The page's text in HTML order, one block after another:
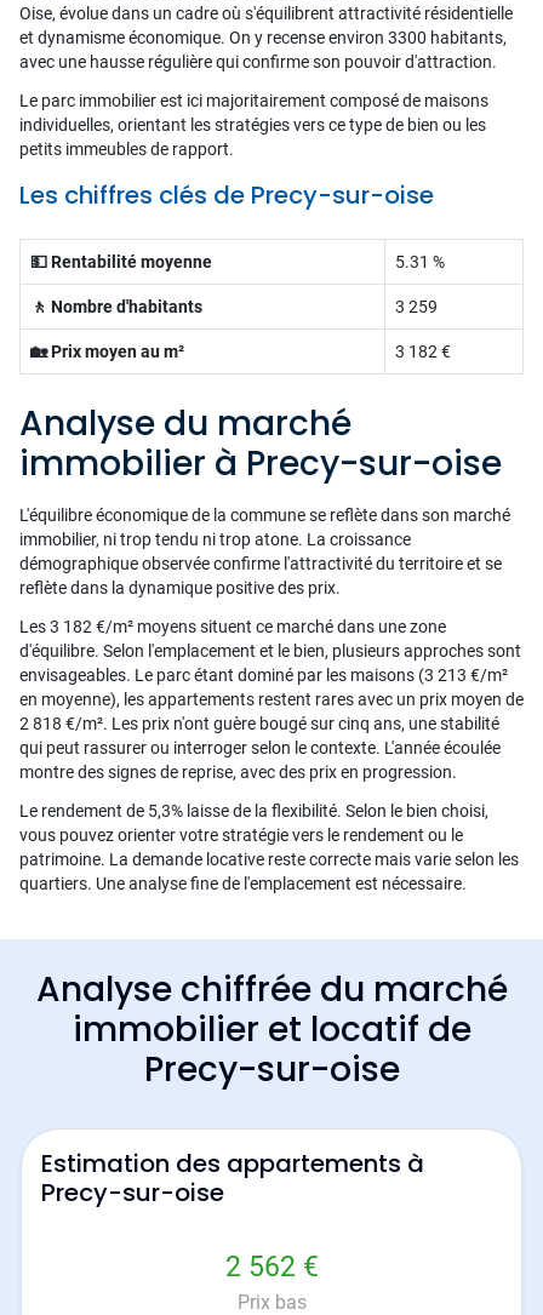
Oise, évolue dans un cadre où s'équilibrent attractivité résidentielle
et dynamisme économique. On y recense environ 3300 habitants,
avec une hausse régulière qui confirme son pouvoir d'attraction.
Le parc immobilier est ici majoritairement composé de maisons
individuelles, orientant les stratégies vers ce type de bien ou les
petits immeubles de rapport.
Les chiffres clés de Precy-sur-oise
💵 Rentabilité moyenne 5.31 %
🚶 Nombre d'habitants 3 259
🏡 Prix moyen au m² 3 182 €
Analyse du marché
immobilier à Precy-sur-oise
L'équilibre économique de la commune se reflète dans son marché
immobilier, ni trop tendu ni trop atone. La croissance
démographique observée confirme l'attractivité du territoire et se
reflète dans la dynamique positive des prix.
Les 3 182 €/m² moyens situent ce marché dans une zone
d'équilibre. Selon l'emplacement et le bien, plusieurs approches sont
envisageables. Le parc étant dominé par les maisons (3 213 €/m²
en moyenne), les appartements restent rares avec un prix moyen de
2 818 €/m². Les prix n'ont guère bougé sur cinq ans, une stabilité
qui peut rassurer ou interroger selon le contexte. L'année écoulée
montre des signes de reprise, avec des prix en progression.
Le rendement de 5,3% laisse de la flexibilité. Selon le bien choisi,
vous pouvez orienter votre stratégie vers le rendement ou le
patrimoine. La demande locative reste correcte mais varie selon les
quartiers. Une analyse fine de l'emplacement est nécessaire.
Analyse chiffrée du marché
immobilier et locatif de
Precy-sur-oise
Estimation des appartements à
Precy-sur-oise
2 562 €
Prix bas